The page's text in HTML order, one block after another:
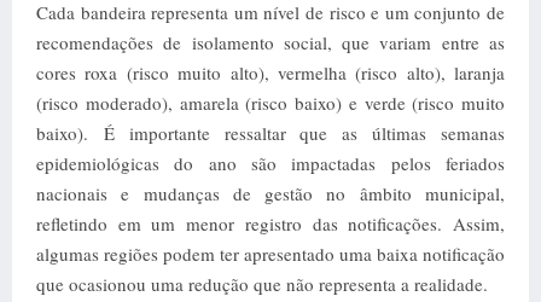
Cada bandeira representa um nível de risco e um conjunto de
recomendações de isolamento social, que variam entre as
cores roxa (risco muito alto), vermelha (risco alto), laranja
(risco moderado), amarela (risco baixo) e verde (risco muito
baixo). É importante ressaltar que as últimas semanas
epidemiológicas do ano são impactadas pelos feriados
nacionais e mudanças de gestão no âmbito municipal,
refletindo em um menor registro das notificações. Assim,
algumas regiões podem ter apresentado uma baixa notificação
que ocasionou uma redução que não representa a realidade.